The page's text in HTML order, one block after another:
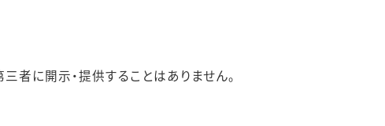
者に開示・提供することはありません。